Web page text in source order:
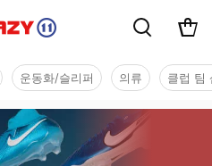
운동화/슬리퍼 의류 클럽 팀